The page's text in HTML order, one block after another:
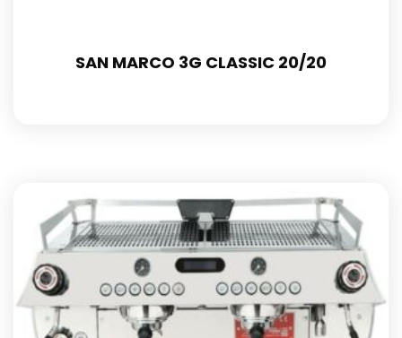
SAN MARCO 3G CLASSIC 20/20